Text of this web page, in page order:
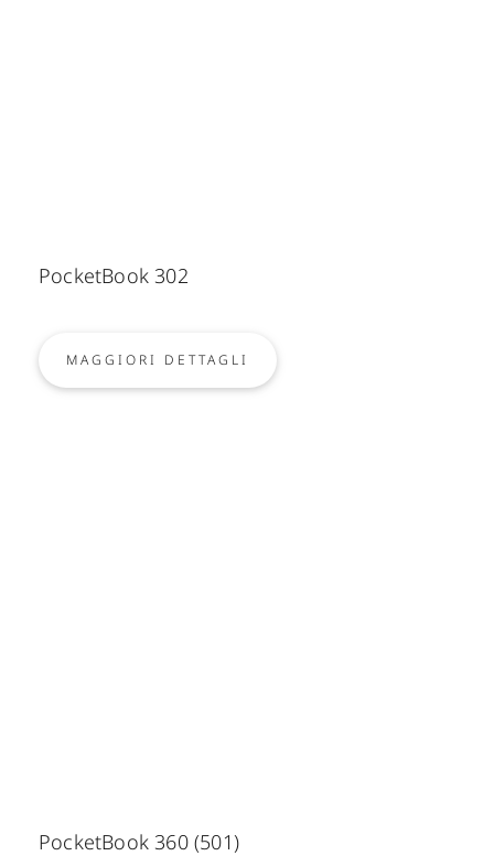
PocketBook 302
MAGGIORI DETTAGLI
PocketBook 360 (501)